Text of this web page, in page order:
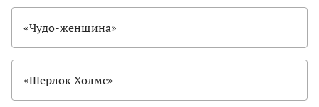
«Чудо-женщина»
«Шерлок Холмс»